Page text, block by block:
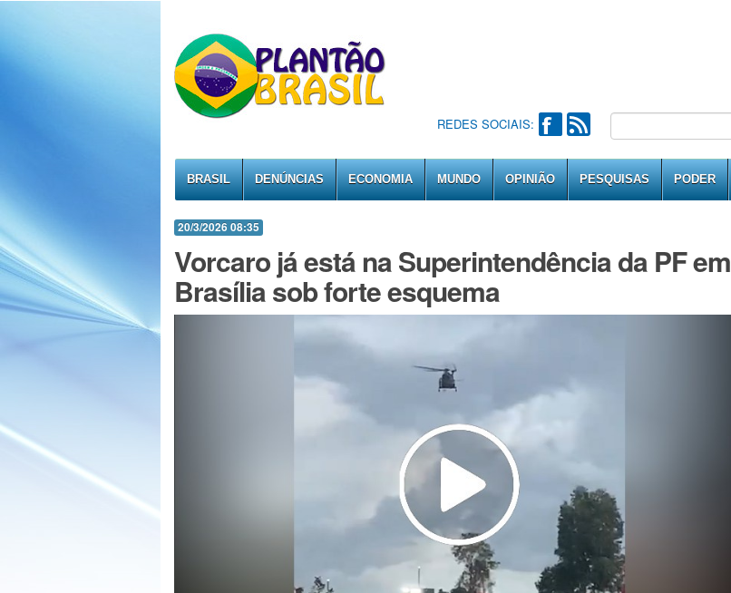
REDES SOCIAIS:
BRASIL DENÚNCIAS ECONOMIA MUNDO OPINIÃO PESQUISAS PODER
20/3/2026 08:35
Vorcaro já está na Superintendência da PF em
Brasília sob forte esquema